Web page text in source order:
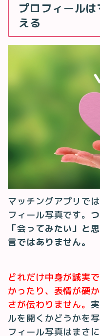
プロフィール
える
マッチングアプリで
フィール写真です。
「会ってみたい」と
言ではありません。
どれだけ中身が誠実
かったり、表情が硬
さが伝わりません。
ルを開くかどうかを
フィール写真はまさ